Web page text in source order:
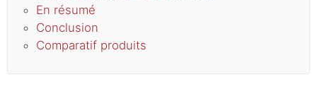
En résumé
Conclusion
Comparatif produits